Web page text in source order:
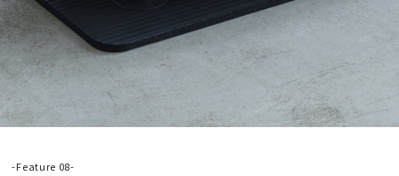
-Feature 08-